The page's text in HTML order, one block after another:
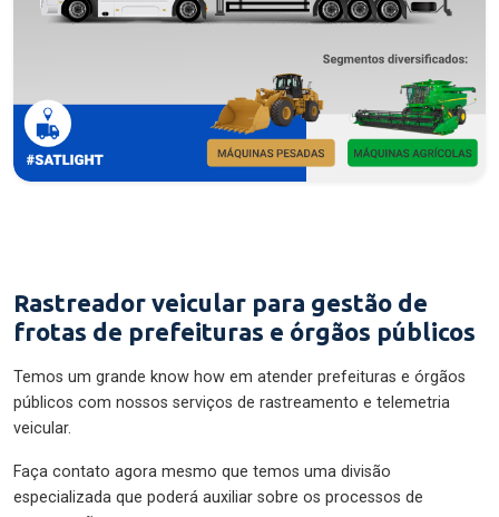
Rastreador veicular para gestão de
frotas de prefeituras e órgãos públicos
Temos um grande know how em atender prefeituras e órgãos
públicos com nossos serviços de rastreamento e telemetria
veicular.
Faça contato agora mesmo que temos uma divisão
especializada que poderá auxiliar sobre os processos de